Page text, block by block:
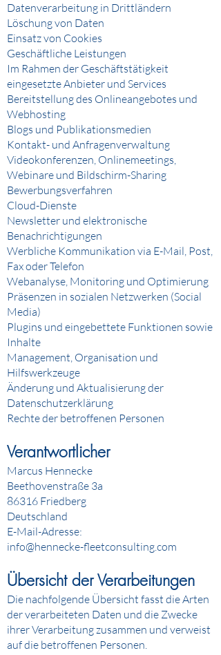
Datenverarbeitung in Drittländern
Löschung von Daten
Einsatz von Cookies
Geschäftliche Leistungen
Im Rahmen der Geschäftstätigkeit
eingesetzte Anbieter und Services
Bereitstellung des Onlineangebotes und
Webhosting
Blogs und Publikationsmedien
Kontakt- und Anfragenverwaltung
Videokonferenzen, Onlinemeetings,
Webinare und Bildschirm-Sharing
Bewerbungsverfahren
Cloud-Dienste
Newsletter und elektronische
Benachrichtigungen
Werbliche Kommunikation via E-Mail, Post,
Fax oder Telefon
Webanalyse, Monitoring und Optimierung
Präsenzen in sozialen Netzwerken (Social
Media)
Plugins und eingebettete Funktionen sowie
Inhalte
Management, Organisation und
Hilfswerkzeuge
Änderung und Aktualisierung der
Datenschutzerklärung
Rechte der betroffenen Personen
Verantwortlicher
Marcus Hennecke
Beethovenstraße 3a
86316 Friedberg
Deutschland
E-Mail-Adresse:
info@hennecke-fleetconsulting.com
Übersicht der Verarbeitungen
Die nachfolgende Übersicht fasst die Arten
der verarbeiteten Daten und die Zwecke
ihrer Verarbeitung zusammen und verweist
auf die betroffenen Personen.